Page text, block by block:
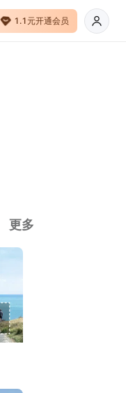
1.1元开通会员
更多